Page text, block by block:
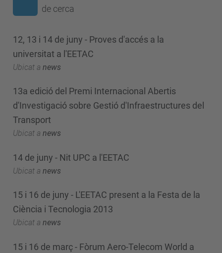
de cerca
12, 13 i 14 de juny - Proves d'accés a la
universitat a l'EETAC
Ubicat a news
13a edició del Premi Internacional Abertis
d'Investigació sobre Gestió d'Infraestructures del
Transport
Ubicat a news
14 de juny - Nit UPC a l'EETAC
Ubicat a news
15 i 16 de juny - L'EETAC present a la Festa de la
Ciència i Tecnologia 2013
Ubicat a news
15 i 16 de març - Fòrum Aero-Telecom World a